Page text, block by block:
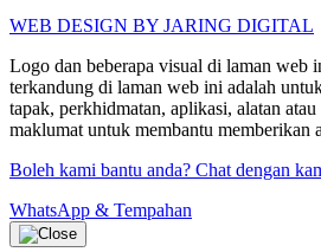
WEB DESIGN BY JARING DIGITAL
Logo dan beberapa visual di laman web
terkandung di laman web ini adalah
tapak, perkhidmatan, aplikasi, alatan
maklumat untuk membantu memberikan
Boleh kami bantu anda? Chat dengan
WhatsApp & Tempahan